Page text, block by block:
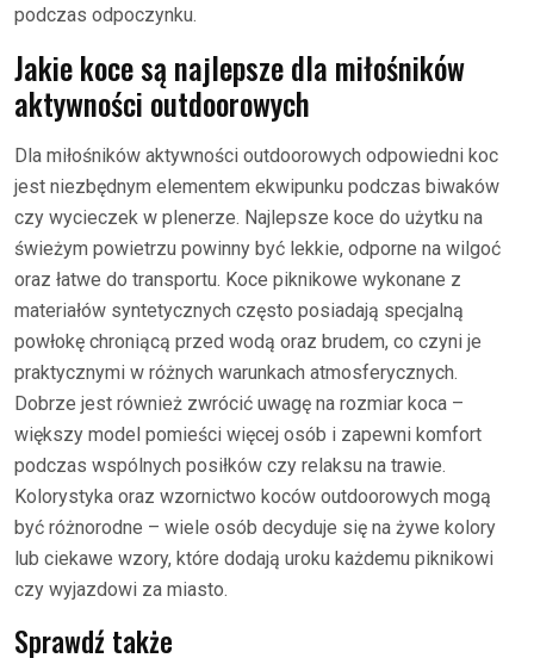
podczas odpoczynku.
Jakie koce są najlepsze dla miłośników
aktywności outdoorowych
Dla miłośników aktywności outdoorowych odpowiedni koc
jest niezbędnym elementem ekwipunku podczas biwaków
czy wycieczek w plenerze. Najlepsze koce do użytku na
świeżym powietrzu powinny być lekkie, odporne na wilgoć
oraz łatwe do transportu. Koce piknikowe wykonane z
materiałów syntetycznych często posiadają specjalną
powłokę chroniącą przed wodą oraz brudem, co czyni je
praktycznymi w różnych warunkach atmosferycznych.
Dobrze jest również zwrócić uwagę na rozmiar koca –
większy model pomieści więcej osób i zapewni komfort
podczas wspólnych posiłków czy relaksu na trawie.
Kolorystyka oraz wzornictwo koców outdoorowych mogą
być różnorodne – wiele osób decyduje się na żywe kolory
lub ciekawe wzory, które dodają uroku każdemu piknikowi
czy wyjazdowi za miasto.
Sprawdź także